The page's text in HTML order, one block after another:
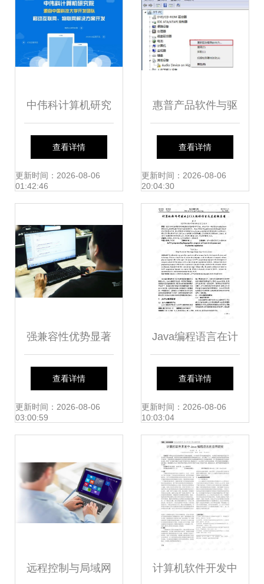
中伟科计算机研究
院深度解析 开发汽
车后市场App软件
查看详情
更新时间：2026-08-06
01:42:46
惠普产品软件与驱
动下载及技术支持
全指南
查看详情
更新时间：2026-08-06
20:04:30
强兼容性优势显著
工业安卓一体机如
何赋能二次软件开
查看详情
更新时间：2026-08-06
03:00:59
Java编程语言在计
算机软件研发中的
核心作用及其实际
应用分析
查看详情
更新时间：2026-08-06
10:03:04
远程控制与局域网 计算机软件开发中